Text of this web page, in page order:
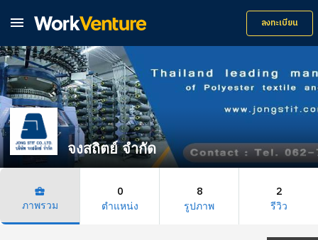
 ลงทะเบียน
จงสถิตย์ จำกัด
business_center
ภาพรวม
0
ตำแหน่ง
8
รูปภาพ
2
รีวิว